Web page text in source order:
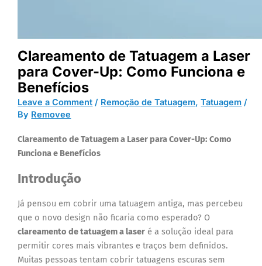
Clareamento de Tatuagem a Laser
para Cover-Up: Como Funciona e
Benefícios
Leave a Comment / Remoção de Tatuagem,Tatuagem /
By Removee
Clareamento de Tatuagem a Laser para Cover-Up: Como
Funciona e Benefícios
Introdução
Já pensou em cobrir uma tatuagem antiga, mas percebeu
que o novo design não ficaria como esperado? O
clareamento de tatuagem a laser é a solução ideal para
permitir cores mais vibrantes e traços bem definidos.
Muitas pessoas tentam cobrir tatuagens escuras sem